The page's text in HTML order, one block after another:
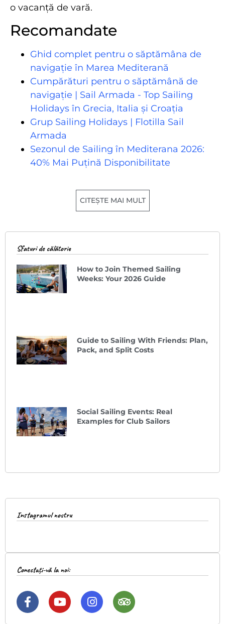
o vacanță de vară.
Recomandate
Ghid complet pentru o săptămâna de
navigație în Marea Mediterană
Cumpărături pentru o săptămână de
navigație | Sail Armada - Top Sailing
Holidays în Grecia, Italia și Croația
Grup Sailing Holidays | Flotilla Sail
Armada
Sezonul de Sailing în Mediterana 2026:
40% Mai Puțină Disponibilitate
CITEȘTE MAI MULT
Sfaturi de călătorie
How to Join Themed Sailing
Weeks: Your 2026 Guide
Guide to Sailing With Friends: Plan,
Pack, and Split Costs
Social Sailing Events: Real
Examples for Club Sailors
Instagramul nostru
Conectați-vă la noi: